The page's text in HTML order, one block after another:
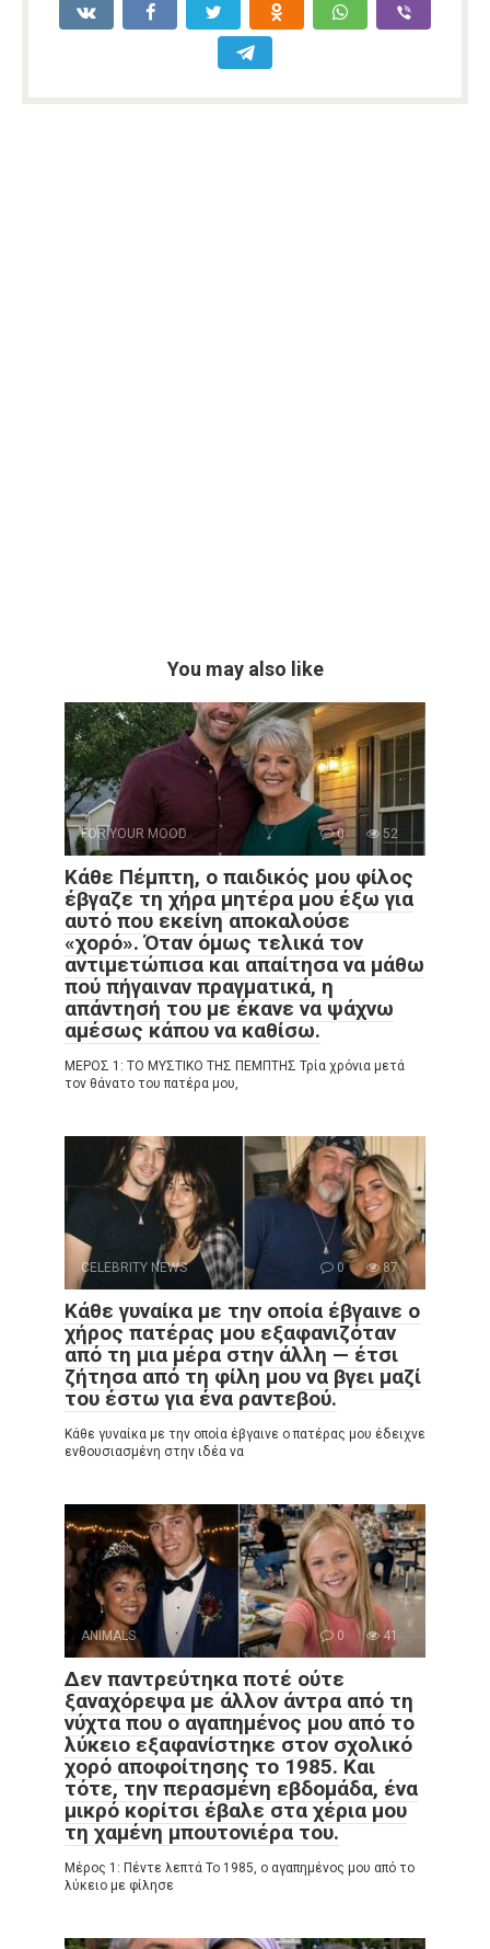
You may also like
FOR YOUR MOOD 0 52
Κάθε Πέμπτη, ο παιδικός μου φίλος
έβγαζε τη χήρα μητέρα μου έξω για
αυτό που εκείνη αποκαλούσε
«χορό». Όταν όμως τελικά τον
αντιμετώπισα και απαίτησα να μάθω
πού πήγαιναν πραγματικά, η
απάντησή του με έκανε να ψάχνω
αμέσως κάπου να καθίσω.
ΜΕΡΟΣ 1: ΤΟ ΜΥΣΤΙΚΟ ΤΗΣ ΠΕΜΠΤΗΣ Τρία χρόνια μετά
τον θάνατο του πατέρα μου,
CELEBRITY NEWS 0 87
Κάθε γυναίκα με την οποία έβγαινε ο
χήρος πατέρας μου εξαφανιζόταν
από τη μια μέρα στην άλλη — έτσι
ζήτησα από τη φίλη μου να βγει μαζί
του έστω για ένα ραντεβού.
Κάθε γυναίκα με την οποία έβγαινε ο πατέρας μου έδειχνε
ενθουσιασμένη στην ιδέα να
ANIMALS 0 41
Δεν παντρεύτηκα ποτέ ούτε
ξαναχόρεψα με άλλον άντρα από τη
νύχτα που ο αγαπημένος μου από το
λύκειο εξαφανίστηκε στον σχολικό
χορό αποφοίτησης το 1985. Και
τότε, την περασμένη εβδομάδα, ένα
μικρό κορίτσι έβαλε στα χέρια μου
τη χαμένη μπουτονιέρα του.
Μέρος 1: Πέντε λεπτά Το 1985, ο αγαπημένος μου από το
λύκειο με φίλησε